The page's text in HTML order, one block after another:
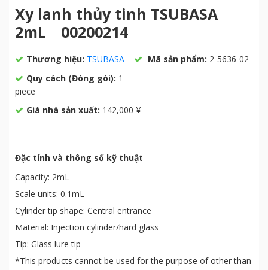
Xy lanh thủy tinh TSUBASA
2mL 00200214
Thương hiệu: TSUBASA Mã sản phẩm: 2-5636-02
Quy cách (Đóng gói): 1
piece
Giá nhà sản xuất: 142,000 ¥
Đặc tính và thông số kỹ thuật
Capacity: 2mL
Scale units: 0.1mL
Cylinder tip shape: Central entrance
Material: Injection cylinder/hard glass
Tip: Glass lure tip
*This products cannot be used for the purpose of other than